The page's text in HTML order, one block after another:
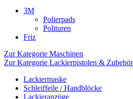
3M
Polierpads
Polituren
Friz
Zur Kategorie Maschinen
Zur Kategorie Lackierpistolen & Zubehör
Lackiermaske
Schleiffeile / Handblöcke
Lackieranzüge